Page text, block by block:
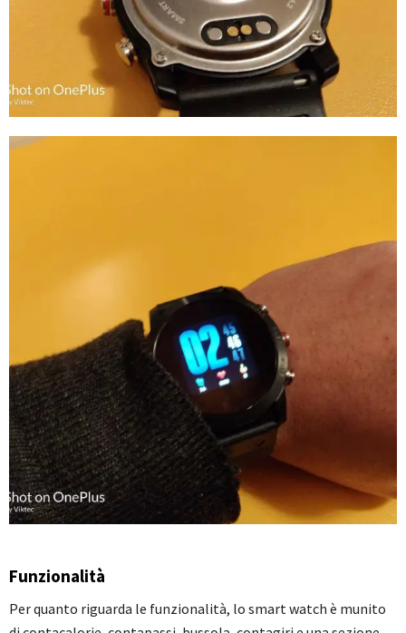
Funzionalità
Per quanto riguarda le funzionalità, lo smart watch è munito